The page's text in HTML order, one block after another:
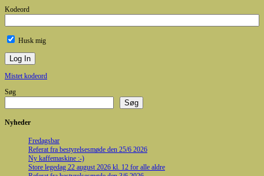
Kodeord
Husk mig
Mistet kodeord
Søg
Søg
Nyheder
Fredagsbar
Referat fra bestyrelsesmøde den 25/6 2026
Ny kaffemaskine :-)
Store legedag 22 august 2026 kl. 12 for alle aldre